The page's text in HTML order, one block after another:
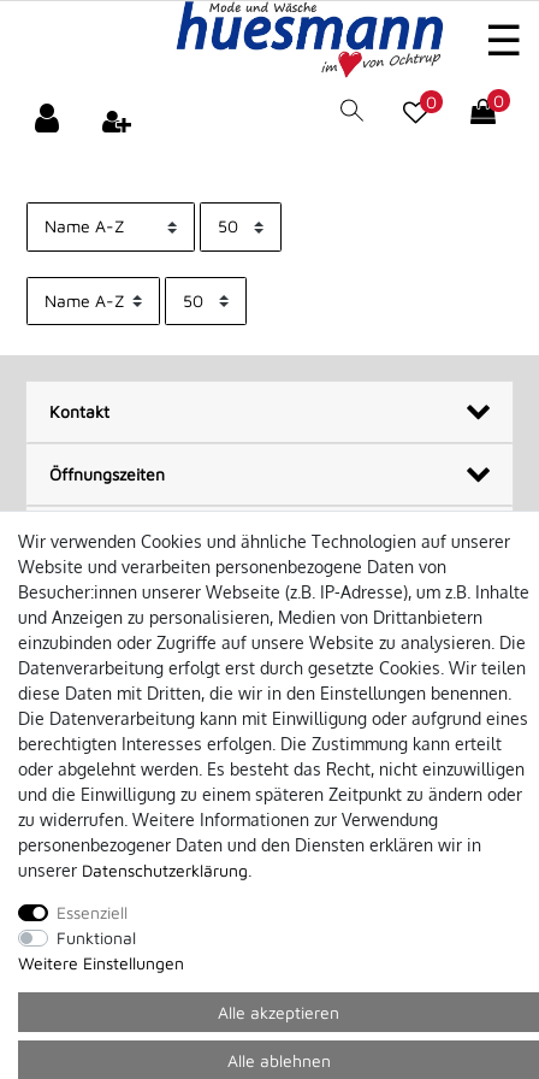
0
0
Kontakt
Öffnungszeiten
Informationen
Impressum Datenschutz Widerruf AGB Versandarten
Kontakt
* Alle Preise inkl. der gesetzl. MwSt.
Wir verwenden Cookies und ähnliche Technologien auf unserer
Website und verarbeiten personenbezogene Daten von
Besucher:innen unserer Webseite (z.B. IP-Adresse), um z.B. Inhalte
und Anzeigen zu personalisieren, Medien von Drittanbietern
einzubinden oder Zugriffe auf unsere Website zu analysieren. Die
Datenverarbeitung erfolgt erst durch gesetzte Cookies. Wir teilen
diese Daten mit Dritten, die wir in den Einstellungen benennen.
Die Datenverarbeitung kann mit Einwilligung oder aufgrund eines
berechtigten Interesses erfolgen. Die Zustimmung kann erteilt
oder abgelehnt werden. Es besteht das Recht, nicht einzuwilligen
und die Einwilligung zu einem späteren Zeitpunkt zu ändern oder
zu widerrufen. Weitere Informationen zur Verwendung
personenbezogener Daten und den Diensten erklären wir in
unserer Daten­schutz­erklärung
Essenziell
Funktional
Weitere Einstellungen
Alle akzeptieren
Alle ablehnen